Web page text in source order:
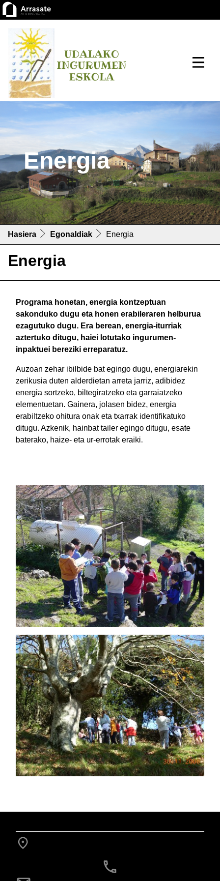
Energia
Hasiera Egonaldiak Energia
Energia
Programa honetan, energia kontzeptuan
sakonduko dugu eta honen erabileraren helburua
ezagutuko dugu. Era berean, energia-iturriak
aztertuko ditugu, haiei lotutako ingurumen-
inpaktuei bereziki erreparatuz.
Auzoan zehar ibilbide bat egingo dugu, energiarekin
zerikusia duten alderdietan arreta jarriz, adibidez
energia sortzeko, biltegiratzeko eta garraiatzeko
elementuetan. Gainera, jolasen bidez, energia
erabiltzeko ohitura onak eta txarrak identifikatuko
ditugu. Azkenik, hainbat tailer egingo ditugu, esate
baterako, haize- eta ur-errotak eraiki.